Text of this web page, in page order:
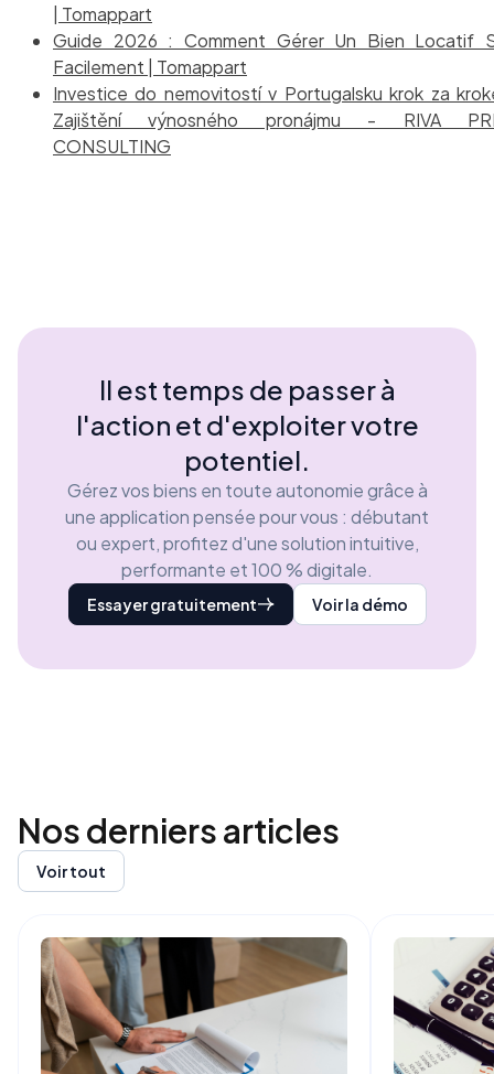
| Tomappart
Guide 2026 : Comment Gérer Un Bien Locatif
Facilement | Tomappart
Investice do nemovitostí v Portugalsku krok za
Zajištění výnosného pronájmu - RIVA
CONSULTING
Il est temps de passer à
l'action et d'exploiter votre
potentiel.
Gérez vos biens en toute autonomie grâce à
une application pensée pour vous : débutant
ou expert, profitez d'une solution intuitive,
performante et 100 % digitale.
Essayer gratuitement Voir la démo
Nos derniersarticles
Voir tout